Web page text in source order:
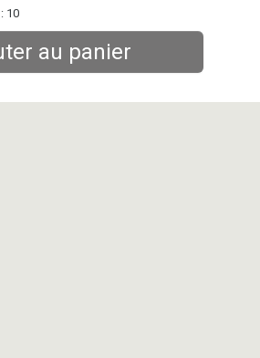
10
au panier